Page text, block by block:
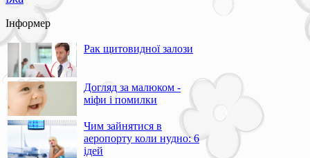
Інформер
Рак щитовидної залози
Догляд за малюком -
міфи і помилки
Чим зайнятися в
аеропорту коли нудно: 6
ідей